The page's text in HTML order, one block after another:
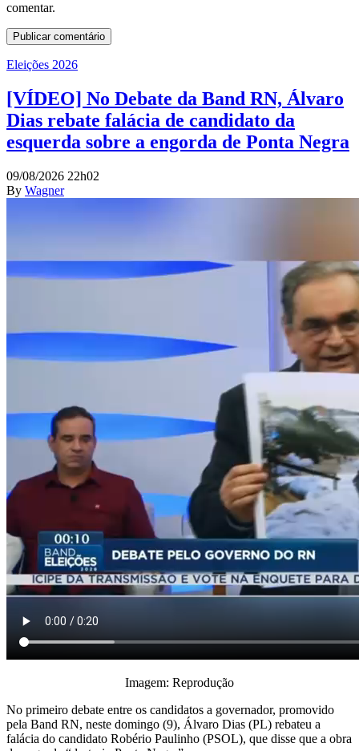
comentar.
Eleições 2026
[VÍDEO] No Debate da Band RN, Álvaro
Dias rebate falácia de candidato da
esquerda sobre a engorda de Ponta Negra
09/08/2026 22h02
By Wagner
Imagem: Reprodução
No primeiro debate entre os candidatos a governador, promovido
pela Band RN, neste domingo (9), Álvaro Dias (PL) rebateu a
falácia do candidato Robério Paulinho (PSOL), que disse que a obra